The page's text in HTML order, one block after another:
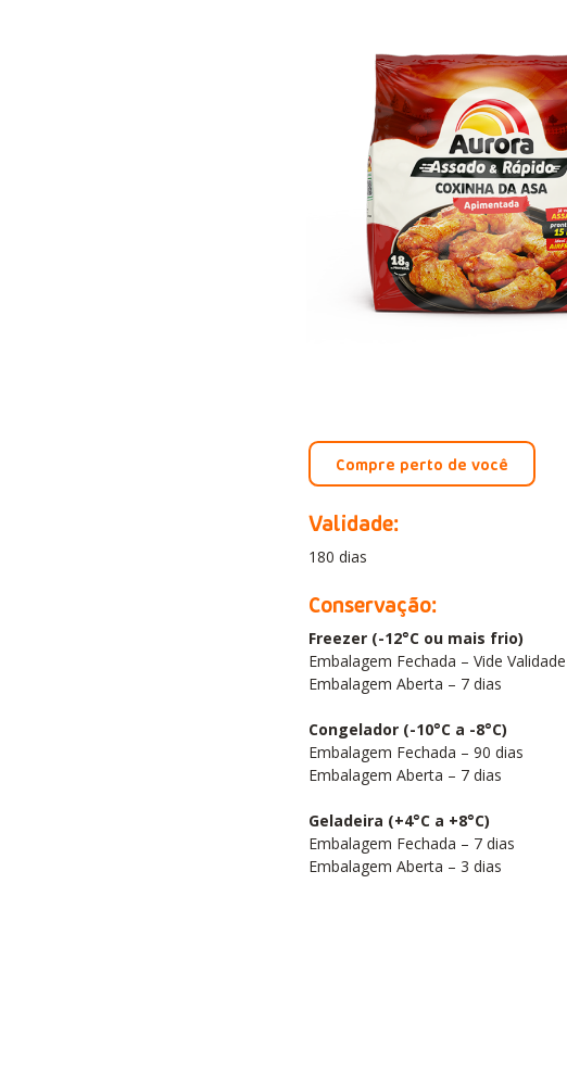
Compre perto de você
Validade:
180 dias
Conservação:
Freezer (-12°C ou mais frio)
Embalagem Fechada – Vide Validade
Embalagem Aberta – 7 dias
Congelador (-10°C a -8°C)
Embalagem Fechada – 90 dias
Embalagem Aberta – 7 dias
Geladeira (+4°C a +8°C)
Embalagem Fechada – 7 dias
Embalagem Aberta – 3 dias